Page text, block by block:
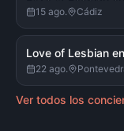
15 ago. Cádiz
Love of Lesbian
22 ago.
Ver todos los